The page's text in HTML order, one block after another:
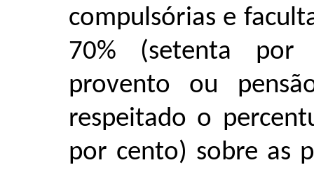
compulsórias e
70% (setenta por
provento ou
respeitado o
por cento) sobre as